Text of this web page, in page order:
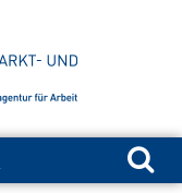
Suchen nach: